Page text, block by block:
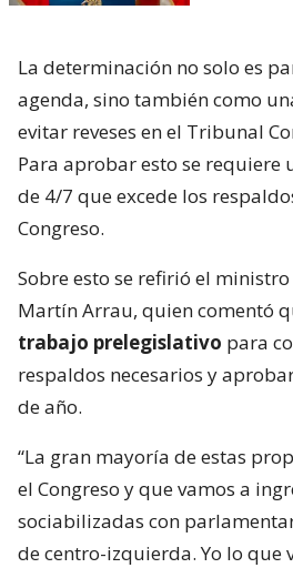
La determinación no solo es
agenda, sino también como
evitar reveses en el Tribunal
Para aprobar esto se
de 4/7 que excede los
Congreso.
Sobre esto se refirió el
Martín Arrau, quien comentó
trabajo prelegislativo para
respaldos necesarios y
de año.
“La gran mayoría de estas
el Congreso y que vamos a
sociabilizadas con
de centro-izquierda. Yo lo que